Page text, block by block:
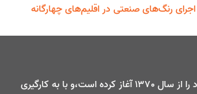
رنگ‌های صنعتی در اقلیم‌های چهارگانه
گروه ایران رنگ فعالیت خود را از سال 1370 آغاز کرده است،و با به کارگیری